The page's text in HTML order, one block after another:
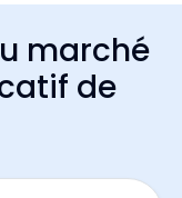
marché
de